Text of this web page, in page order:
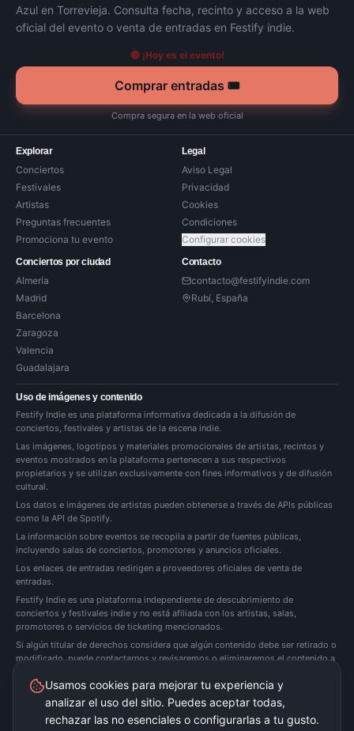
Azul en Torrevieja. Consulta fecha, recinto y acceso a la web
oficial del evento o venta de entradas en Festify indie.
🔴 ¡Hoy es el evento!
Comprar entradas 🎟️
Compra segura en la web oficial
Explorar
Conciertos
Festivales
Artistas
Preguntas frecuentes
Promociona tu evento
Legal
Aviso Legal
Privacidad
Cookies
Condiciones
Configurar cookies
Conciertos por ciudad
Almería
Madrid
Barcelona
Zaragoza
Valencia
Guadalajara
Contacto
contacto@festifyindie.com
Rubí, España
Uso de imágenes y contenido
Festify Indie es una plataforma informativa dedicada a la difusión de
conciertos, festivales y artistas de la escena indie.
Las imágenes, logotipos y materiales promocionales de artistas, recintos y
eventos mostrados en la plataforma pertenecen a sus respectivos
propietarios y se utilizan exclusivamente con fines informativos y de difusión
cultural.
Los datos e imágenes de artistas pueden obtenerse a través de APIs públicas
como la API de Spotify.
La información sobre eventos se recopila a partir de fuentes públicas,
incluyendo salas de conciertos, promotores y anuncios oficiales.
Los enlaces de entradas redirigen a proveedores oficiales de venta de
entradas.
Festify Indie es una plataforma independiente de descubrimiento de
conciertos y festivales indie y no está afiliada con los artistas, salas,
promotores o servicios de ticketing mencionados.
Si algún titular de derechos considera que algún contenido debe ser retirado o
modificado, puede contactarnos y revisaremos o eliminaremos el contenido a
Festify Indie no vende entradas directamente. Redirigimos a plataformas oficiales de
© 2026 Festify Indie · Beta
Usamos cookies para mejorar tu experiencia y
analizar el uso del sitio. Puedes aceptar todas,
rechazar las no esenciales o configurarlas a tu gusto.